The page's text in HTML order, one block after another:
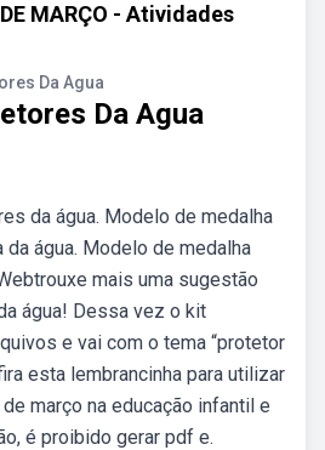
MARÇO - Atividades
Da Agua
Da Agua
da água. Modelo de medalha
da água. Modelo de medalha
mais uma sugestão
água! Dessa vez o kit
e vai com o tema “protetor
esta lembrancinha para utilizar
março na educação infantil e
é proibido gerar pdf e.